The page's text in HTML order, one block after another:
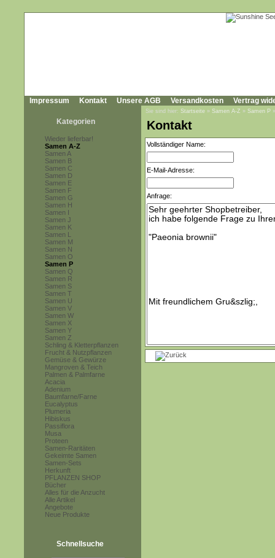
Impressum Kontakt Unsere AGB Versandkosten Vertrag
Kategorien
Wieder lieferbar!
Samen A-Z
Samen A
Samen B
Samen C
Samen D
Samen E
Samen F
Samen G
Samen H
Samen I
Samen J
Samen K
Samen L
Samen M
Samen N
Samen O
Samen P
Samen Q
Samen R
Samen S
Samen T
Samen U
Samen V
Samen W
Samen X
Samen Y
Samen Z
Schling & Kletterpflanzen
Frucht & Nutzpflanzen
Gemüse & Gewürze
Mangroven & Teich
Palmen & Palmfarne
Acacia
Adenium
Baumfarne/Farne
Eucalyptus
Plumeria
Hibiskus
Passiflora
Musa
Proteen
Samen-Raritäten
Gekeimte Samen
Samen-Sets
Herkunft
PFLANZEN SHOP
Bücher
Alles für die Anzucht
Alle Artikel
Angebote
Neue Produkte
Schnellsuche
Sie sind hier: Startseite » Samen A-Z » Samen P
Kontakt
Vollständiger Name:
E-Mail-Adresse:
Anfrage: